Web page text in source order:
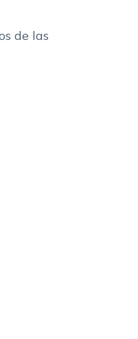
de las